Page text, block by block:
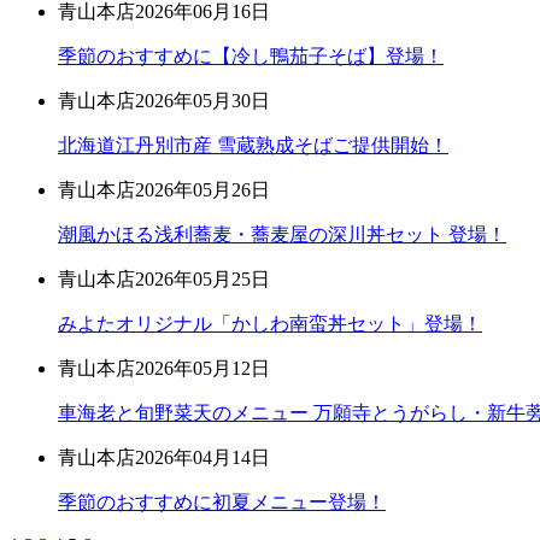
青山本店2026年06月16日
季節のおすすめに【冷し鴨茄子そば】登場！
青山本店2026年05月30日
北海道江丹別市産 雪蔵熟成そばご提供開始！
青山本店2026年05月26日
潮風かほる浅利蕎麦・蕎麦屋の深川丼セット 登場！
青山本店2026年05月25日
みよたオリジナル「かしわ南蛮丼セット」登場！
青山本店2026年05月12日
車海老と旬野菜天のメニュー 万願寺とうがらし・新牛
青山本店2026年04月14日
季節のおすすめに初夏メニュー登場！